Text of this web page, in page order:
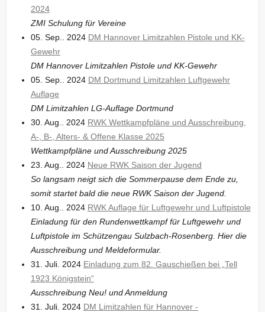
2024
ZMI Schulung für Vereine
05. Sep.. 2024 DM Hannover Limitzahlen Pistole und KK-
Gewehr
DM Hannover Limitzahlen Pistole und KK-Gewehr
05. Sep.. 2024 DM Dortmund Limitzahlen Luftgewehr
Auflage
DM Limitzahlen LG-Auflage Dortmund
30. Aug.. 2024 RWK Wettkampfpläne und Ausschreibung,
A-, B-, Alters- & Offene Klasse 2025
Wettkampfpläne und Ausschreibung 2025
23. Aug.. 2024 Neue RWK Saison der Jugend
So langsam neigt sich die Sommerpause dem Ende zu,
somit startet bald die neue RWK Saison der Jugend.
10. Aug.. 2024 RWK Auflage für Luftgewehr und Luftpistole
Einladung für den Rundenwettkampf für Luftgewehr und
Luftpistole im Schützengau Sulzbach-Rosenberg. Hier die
Ausschreibung und Meldeformular.
31. Juli. 2024 Einladung zum 82. Gauschießen bei „Tell
1923 Königstein“
Ausschreibung Neu! und Anmeldung
31. Juli. 2024 DM Limitzahlen für Hannover -